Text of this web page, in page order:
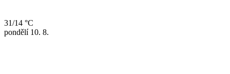
31/14 °C
pondělí 10. 8.